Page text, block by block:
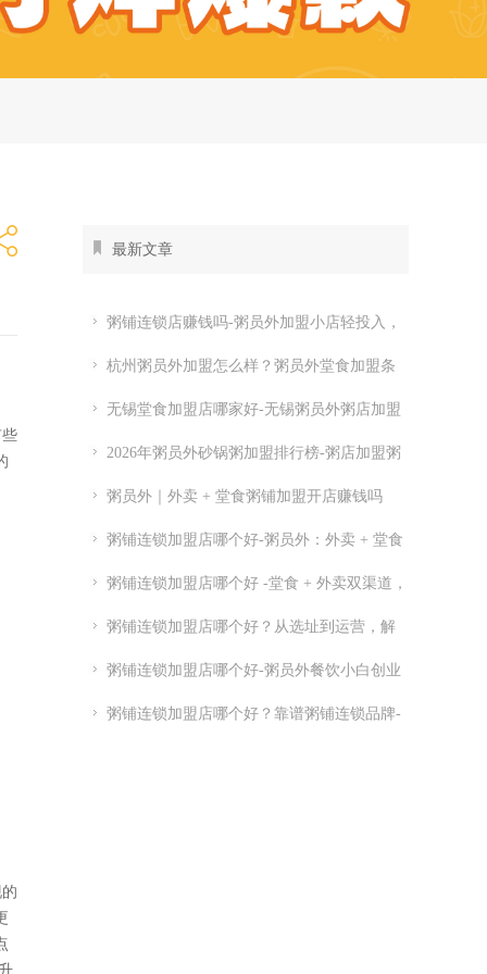
最新文章
粥铺连锁店赚钱吗-粥员外加盟小店轻投入，
全时段都有生意
杭州粥员外加盟怎么样？粥员外堂食加盟条
无锡堂食加盟店哪家好-无锡粥员外粥店加盟
2026年粥员外砂锅粥加盟排行榜-粥店加盟粥
员外开店怎么样
粥员外｜外卖 + 堂食粥铺加盟开店赚钱吗
粥铺连锁加盟店哪个好-粥员外：外卖 + 堂食
粥铺加盟
粥铺连锁加盟店哪个好 -堂食 + 外卖双渠道，
优质连锁粥员外加盟推荐
粥铺连锁加盟店哪个好？从选址到运营，解
析连锁开店关键点
粥铺连锁加盟店哪个好-粥员外餐饮小白创业
指南-粥员外加盟官网
粥铺连锁加盟店哪个好？靠谱粥铺连锁品牌-